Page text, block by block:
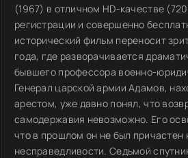
(1967) в отличном HD-качестве
регистрации и совершенно
исторический фильм переносит
года, где разворачивается
бывшего профессора военно-
Генерал царской армии Адамов,
арестом, уже давно понял, что
самодержавия невозможно. Его
что в прошлом он не был причастен
несправедливости. Седьмой